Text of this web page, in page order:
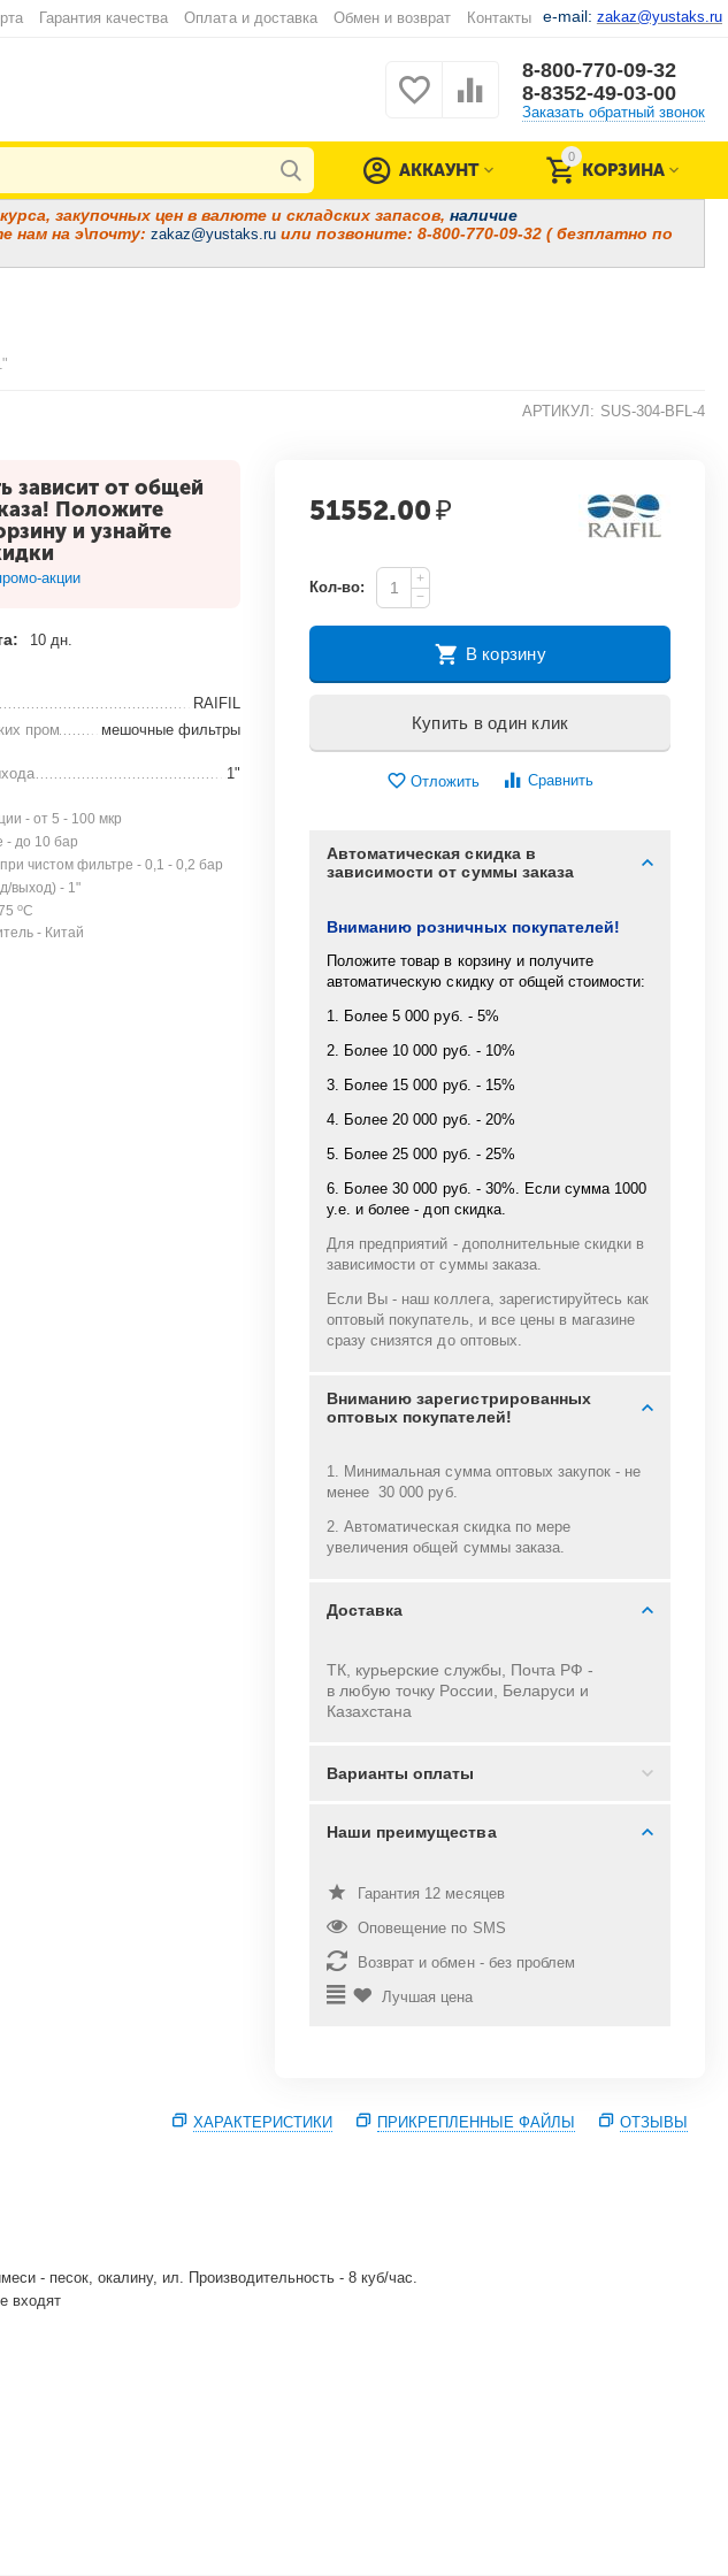
e-mail: zakaz@yustaks.ru
Гарантия качества Оплата и доставка Обмен и возврат Контакты
8-800-770-09-32
8-8352-49-03-00
Заказать обратный звонок
0
КОРЗИНА
АККАУНТ
закупочных цен в валюте и складских запасов, наличие
нам на э\почту: zakaz@yustaks.ruили позвоните: 8-800-770-09-32 ( безплатно по
АРТИКУЛ: SUS-304-BFL-4
зависит от общей
Положите
и узнайте
акции
10 дн.
RAIFIL
пром
мешочные фильтры
1"
- от 5 - 100 мкр
- до 10 бар
чистом фильтре - 0,1 - 0,2 бар
выход) - 1"
оC
- Китай
51552.00₽
Кол-во:
+
−
В корзину
Купить в один клик
Отложить Сравнить
Автоматическая скидка в
зависимости от суммы заказа
Вниманию розничных покупателей!
Положите товар в корзину и получите
автоматическую скидку от общей стоимости:
1. Более 5 000 руб. - 5%
2. Более 10 000 руб. - 10%
3. Более 15 000 руб. - 15%
4. Более 20 000 руб. - 20%
5. Более 25 000 руб. - 25%
6. Более 30 000 руб. - 30%. Если сумма 1000
у.е. и более - доп скидка.
Для предприятий - дополнительные скидки в
зависимости от суммы заказа.
Если Вы - наш коллега, зарегистируйтесь как
оптовый покупатель, и все цены в магазине
сразу снизятся до оптовых.
Вниманию зарегистрированных
оптовых покупателей!
1. Минимальная сумма оптовых закупок - не
менее 30 000 руб.
2. Автоматическая скидка по мере
увеличения общей суммы заказа.
Доставка
ТК, курьерские службы, Почта РФ -
в любую точку России, Беларуси и
Казахстана
Варианты оплаты
Наши преимущества
Гарантия 12 месяцев
Оповещение по SMS
Возврат и обмен - без проблем
Лучшая цена
ХАРАКТЕРИСТИКИ ПРИКРЕПЛЕННЫЕ ФАЙЛЫ ОТЗЫВЫ
- песок, окалину, ил. Производительность - 8 куб/час.
входят